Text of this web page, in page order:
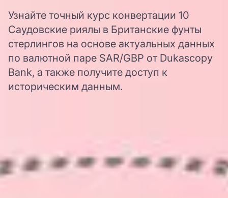
Узнайте точный курс конвертации 10
Саудовские риялы в Британские фунты
стерлингов на основе актуальных данных
по валютной паре SAR/GBP от Dukascopy
Bank, а также получите доступ к
историческим данным.